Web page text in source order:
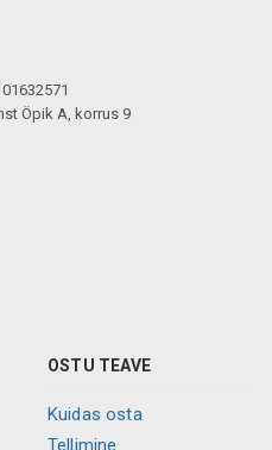
Öpik A, korrus 9
OSTU TEAVE
Kuidas osta
Tellimine